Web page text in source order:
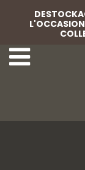
Bracelet
L'OCCASION